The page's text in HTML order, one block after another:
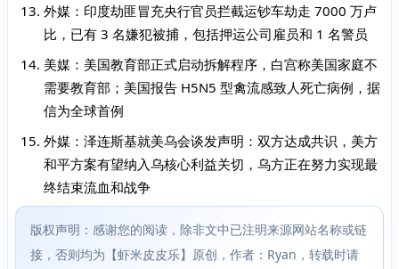
外媒：印度劫匪冒充央行官员拦截运钞车劫走 7000 万卢
比，已有 3 名嫌犯被捕，包括押运公司雇员和 1 名警员
美媒：美国教育部正式启动拆解程序，白宫称美国家庭不
需要教育部；美国报告 H5N5 型禽流感致人死亡病例，据
信为全球首例
外媒：泽连斯基就美乌会谈发声明：双方达成共识，美方
和平方案有望纳入乌核心利益关切，乌方正在努力实现最
终结束流血和战争
版权声明：感谢您的阅读，除非文中已注明来源网站名称或链
接，否则均为【虾米皮皮乐】原创，作者：Ryan，转载时请